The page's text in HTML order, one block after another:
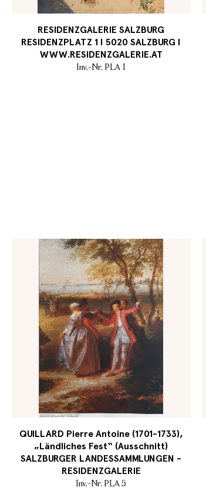
RESIDENZGALERIE SALZBURG
RESIDENZPLATZ 1 I 5020 SALZBURG I
WWW.RESIDENZGALERIE.AT
Inv.-Nr. PLA 1
QUILLARD Pierre Antoine (1701-1733),
„Ländliches Fest“ (Ausschnitt)
SALZBURGER LANDESSAMMLUNGEN -
RESIDENZGALERIE
Inv.-Nr. PLA 5